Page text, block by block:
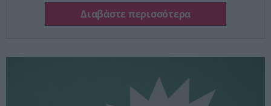
Διαβάστε περισσότερα